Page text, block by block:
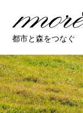
more trees
都市と森をつなぐ